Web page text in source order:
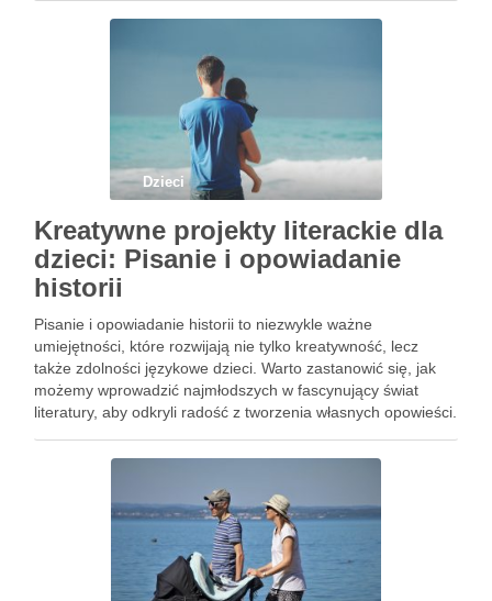
Dzieci
Kreatywne projekty literackie dla
dzieci: Pisanie i opowiadanie
historii
Pisanie i opowiadanie historii to niezwykle ważne
umiejętności, które rozwijają nie tylko kreatywność, lecz
także zdolności językowe dzieci. Warto zastanowić się, jak
możemy wprowadzić najmłodszych w fascynujący świat
literatury, aby odkryli radość z tworzenia własnych opowieści.
nie tylko na rozwój intelektualny, ale również …